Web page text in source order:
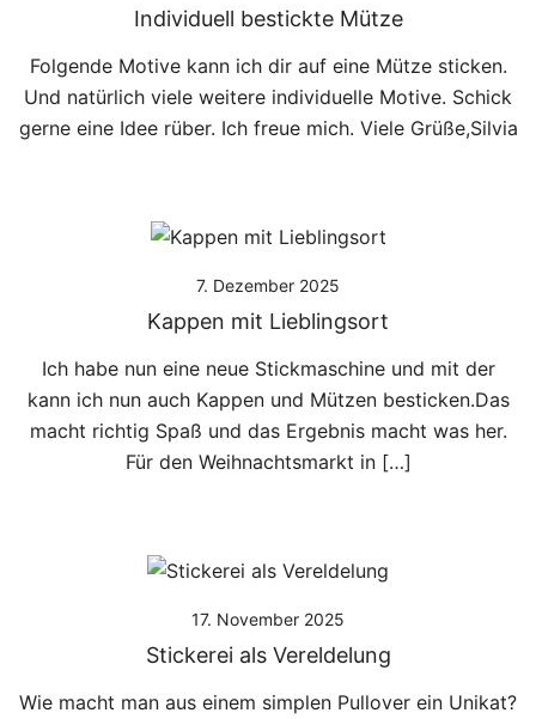
Individuell bestickte Mütze
Folgende Motive kann ich dir auf eine Mütze sticken.
Und natürlich viele weitere individuelle Motive. Schick
gerne eine Idee rüber. Ich freue mich. Viele Grüße,Silvia
7. Dezember 2025
Kappen mit Lieblingsort
Ich habe nun eine neue Stickmaschine und mit der
kann ich nun auch Kappen und Mützen besticken.Das
macht richtig Spaß und das Ergebnis macht was her.
Für den Weihnachtsmarkt in […]
17. November 2025
Stickerei als Vereldelung
Wie macht man aus einem simplen Pullover ein Unikat?